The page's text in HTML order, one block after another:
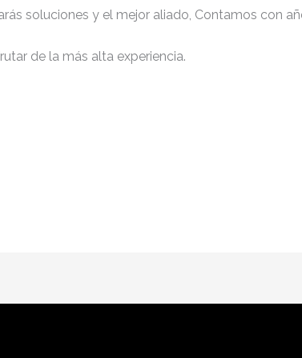
soluciones y el mejor aliado, Contamos con
de la más alta experiencia.